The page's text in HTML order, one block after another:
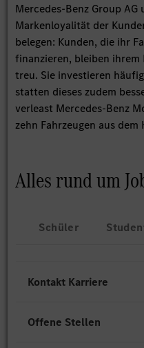
Mercedes-Benz Group
Markenloyalität der
belegen: Kunden, die ihr
finanzieren, bleiben
treu. Sie investieren
statten dieses zudem
verleast Mercedes-Benz
zehn Fahrzeugen aus dem
Alles rund um
Schüler
Kontakt Karriere
Offene Stellen